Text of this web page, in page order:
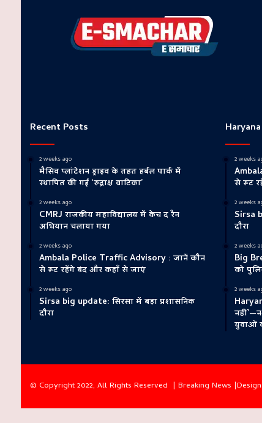
Recent Posts
2 weeks ago
मैसिव प्लांटेशन ड्राइव के तहत हर्बल पार्क में
स्थापित की गई ‘रुद्राक्ष वाटिका’
2 weeks ago
CMRJ राजकीय महाविद्यालय में केच द रैन
अभियान चलाया गया
2 weeks ago
Ambala Police Traffic Advisory : जानें कौन
से रूट रहेंगे बंद और कहाँ से जाएं
2 weeks ago
Sirsa big update: सिरसा में बड़ा प्रशासनिक
दौरा
2 weeks
से रूट
2 weeks
Sirsa
दौरा
2 weeks
Big
को
2 weeks
युवाओं
© Copyright 2022, All Rights Reserved | Breaking News